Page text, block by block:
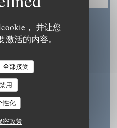
， 并让您
激活的内容。
全部接受
禁用
性化
密政策
时间
-星
• 18:30 - 22:00